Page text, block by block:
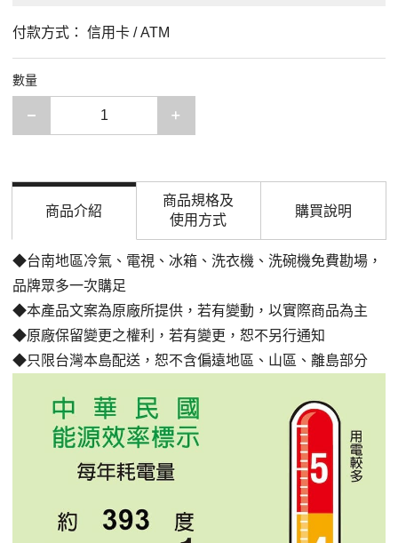
付款方式： 信用卡 / ATM
數量
減少一項
商品介紹
商品規格及
使用方式
購買說明
◆台南地區冷氣、電視、冰箱、洗衣機、洗碗機免費勘場，
品牌眾多一次購足
◆本產品文案為原廠所提供，若有變動，以實際商品為主
◆原廠保留變更之權利，若有變更，恕不另行通知
◆只限台灣本島配送，恕不含偏遠地區、山區、離島部分